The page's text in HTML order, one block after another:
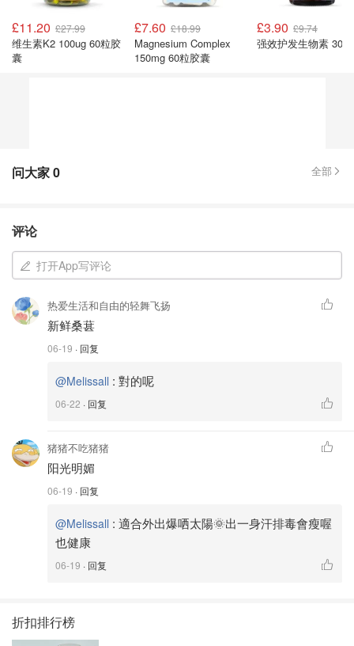
£11.20 £27.99
维生素K2 100ug 60粒胶
囊
£7.60 £18.99
Magnesium Complex
150mg 60粒胶囊
£3.90 £9.74
强效护发生物素 30粒
问大家0 全部
评论
打开App写评论
热爱生活和自由的轻舞飞扬
新鲜桑葚
06-19 · 回复
@Melissall : 對的呢
06-22 · 回复
猪猪不吃猪猪
阳光明媚
06-19 · 回复
@Melissall : 適合外出爆哂太陽🌞出一身汗排毒會瘦喔
也健康
06-19 · 回复
折扣排行榜